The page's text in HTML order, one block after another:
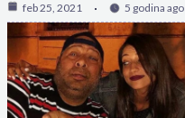
feb 25, 2021 5 godina ago